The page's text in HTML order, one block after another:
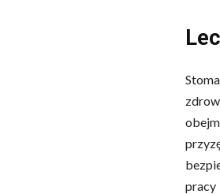
pracy